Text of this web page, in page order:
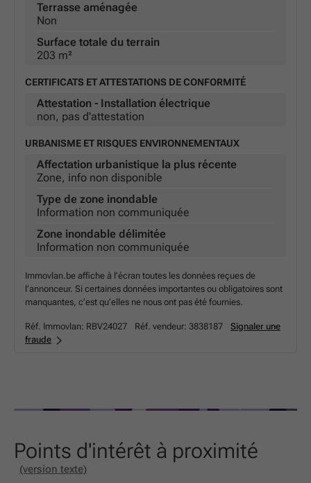
Terrasse aménagée
Non
Surface totale du terrain
203 m²
CERTIFICATS ET ATTESTATIONS DE CONFORMITÉ
Attestation - Installation électrique
non, pas d'attestation
URBANISME ET RISQUES ENVIRONNEMENTAUX
Affectation urbanistique la plus récente
Zone, info non disponible
Type de zone inondable
Information non communiquée
Zone inondable délimitée
Information non communiquée
Immovlan.be affiche à l’écran toutes les données reçues de
l’annonceur. Si certaines données importantes ou obligatoires sont
manquantes, c’est qu’elles ne nous ont pas été fournies.
Réf. Immovlan: RBV24027 Réf. vendeur: 3838187
Signaler une
fraude
Points d'intérêt à proximité
(version texte)